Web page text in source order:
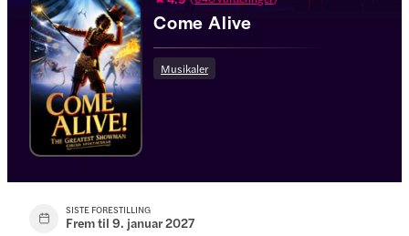
Come Alive
Musikaler
SISTE FORESTILLING
Frem til 9. januar 2027